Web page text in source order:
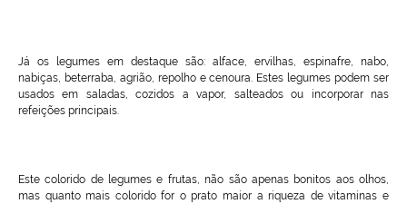
Já os legumes em destaque são: alface, ervilhas, espinafre, nabo,
nabiças, beterraba, agrião, repolho e cenoura. Estes legumes podem ser
usados em saladas, cozidos a vapor, salteados ou incorporar nas
refeições principais.
Este colorido de legumes e frutas, não são apenas bonitos aos olhos,
mas quanto mais colorido for o prato maior a riqueza de vitaminas e